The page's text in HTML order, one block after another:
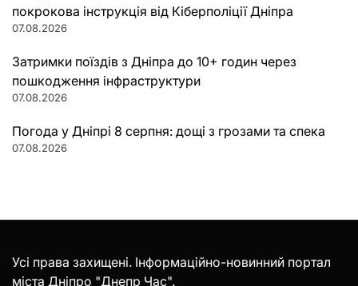
покрокова інструкція від Кіберполіції Дніпра
07.08.2026
Затримки поїздів з Дніпра до 10+ годин через
пошкодження інфраструктури
07.08.2026
Погода у Дніпрі 8 серпня: дощі з грозами та спека
07.08.2026
Усі права захищені. Інформаційно-новинний портал
міста Дніпро "Днепр Час".